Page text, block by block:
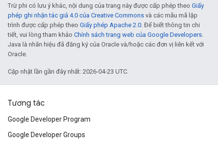
Trừ phi có lưu ý khác, nội dung của trang này được cấp phép theo Giấy
phép ghi nhận tác giả 4.0 của Creative Commons và các mẫu mã lập
trình được cấp phép theo Giấy phép Apache 2.0. Để biết thông tin chi
tiết, vui lòng tham khảo Chính sách trang web của Google Developers.
Java là nhãn hiệu đã đăng ký của Oracle và/hoặc các đơn vị liên kết với
Oracle.
Cập nhật lần gần đây nhất: 2026-04-23 UTC.
Tương tác
Google Developer Program
Google Developer Groups